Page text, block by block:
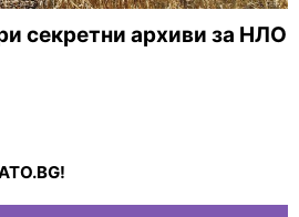
секретни архиви за НЛО